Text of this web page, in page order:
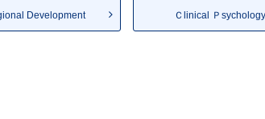
Development Ｃlinical Ｐsychology